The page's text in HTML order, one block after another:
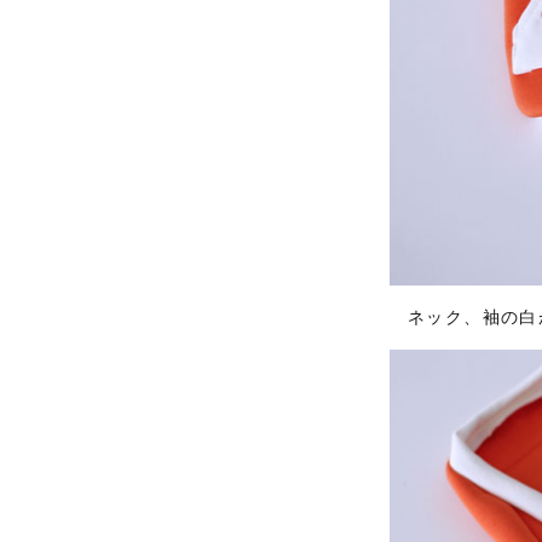
ネック、袖の